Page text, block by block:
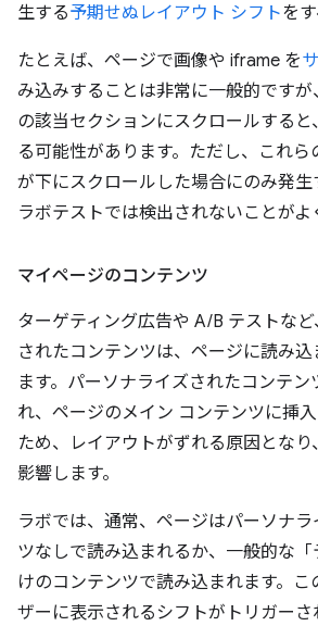
生する予期せぬレイアウト シフトを
たとえば、ページで画像や iframe を
み込みすることは非常に一般的です
の該当セクションにスクロールする
る可能性があります。ただし、これら
が下にスクロールした場合にのみ発生
ラボテストでは検出されないことがよ
マイページのコンテンツ
ターゲティング広告や A/B テストな
されたコンテンツは、ページに読み
ます。パーソナライズされたコンテン
れ、ページのメイン コンテンツに挿
ため、レイアウトがずれる原因とな
影響します。
ラボでは、通常、ページはパーソナ
ツなしで読み込まれるか、一般的な
けのコンテンツで読み込まれます。こ
ザーに表示されるシフトがトリガーさ